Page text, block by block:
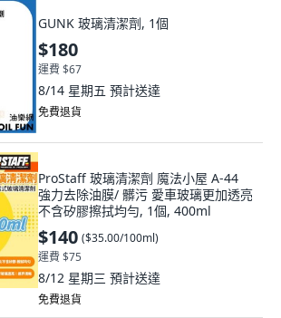
GUNK 玻璃清潔劑, 1個
$180
運費 $67
8/14 星期五 預計送達
免費退貨
ProStaff 玻璃清潔劑 魔法小屋 A-44
強力去除油膜/ 髒污 愛車玻璃更加透亮
不含矽膠擦拭均勻, 1個, 400ml
$140 ($35.00/100ml)
運費 $75
8/12 星期三 預計送達
免費退貨